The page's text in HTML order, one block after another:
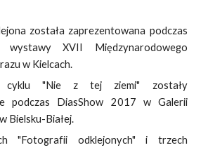
została zaprezentowana podczas
wystawy XVII Międzynarodowego
w Kielcach.
cyklu "Nie z tej ziemi" zostały
podczas DiasShow 2017 w Galerii
Bielsku-Białej.
"Fotografii odklejonych" i trzech